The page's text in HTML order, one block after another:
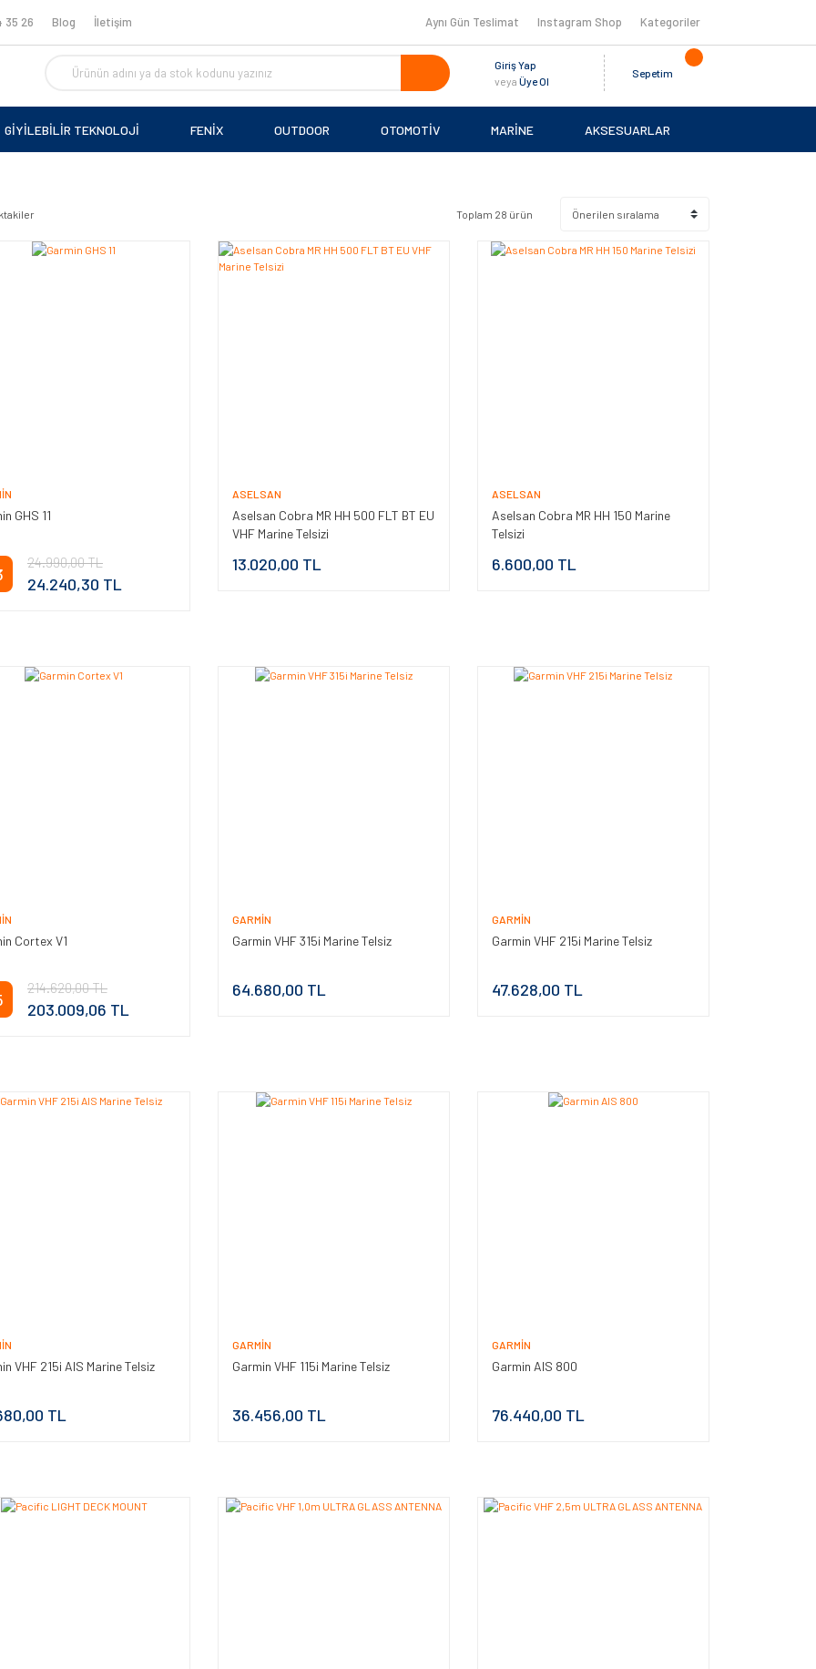
35 26 Blog İletişim Aynı Gün Teslimat Instagram Shop Kategoriler
Giriş Yap
veya Üye Ol
Sepetim
GİYİLEBİLİR TEKNOLOJİ FENİX OUTDOOR OTOMOTİV MARİNE AKSESUARLAR
Toplam 28 ürün
GHS 11
24.990,00 TL
24.240,30 TL
ASELSAN
Aselsan Cobra MR HH 500 FLT BT EU
VHF Marine Telsizi
13.020,00 TL
ASELSAN
Aselsan Cobra MR HH 150 Marine
Telsizi
6.600,00 TL
Cortex V1
214.620,00 TL
203.009,06 TL
GARMIN
Garmin VHF 315i Marine Telsiz
64.680,00 TL
GARMIN
Garmin VHF 215i Marine Telsiz
47.628,00 TL
VHF 215i AIS Marine Telsiz
TL
GARMIN
Garmin VHF 115i Marine Telsiz
36.456,00 TL
GARMIN
Garmin AIS 800
76.440,00 TL